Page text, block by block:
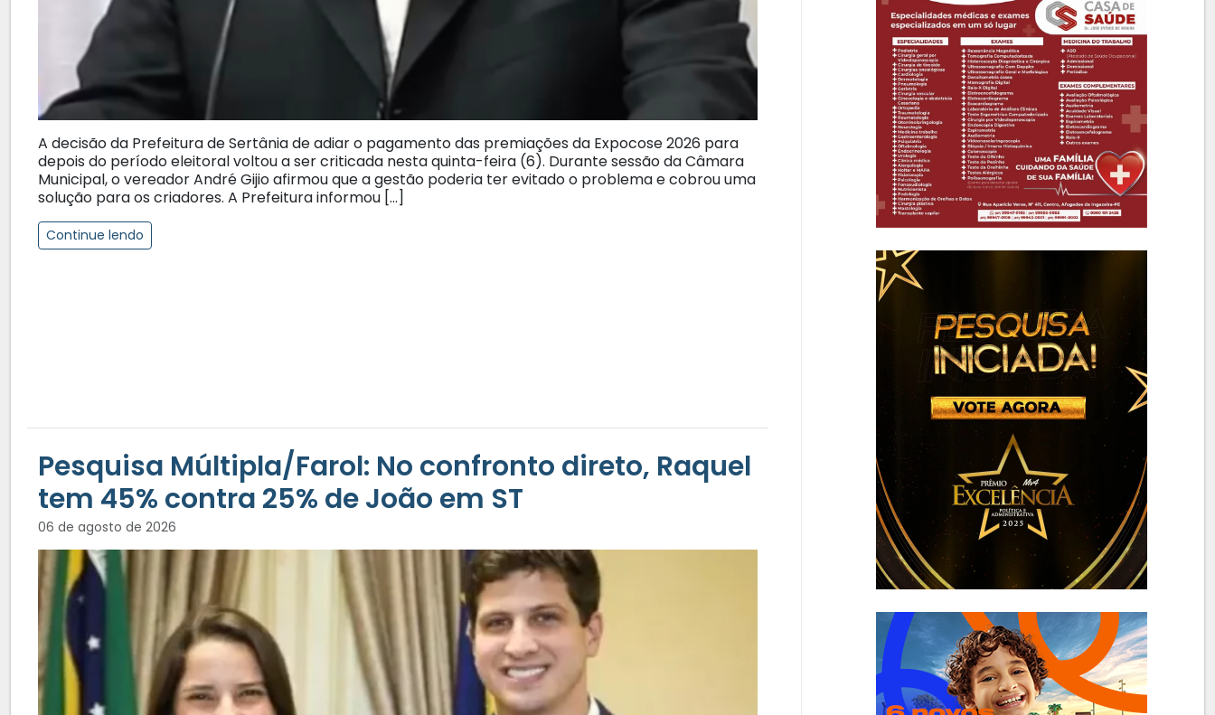
A decisão da Prefeitura de Sertânia de adiar o pagamento das premiações da Expocose 2026 para
depois do período eleitoral voltou a ser criticada nesta quinta-feira (6). Durante sessão da Câmara
Municipal, o vereador André Gijio afirmou que a gestão poderia ter evitado o problema e cobrou uma
solução para os criadores. A Prefeitura informou […]
Continue lendo
Pesquisa Múltipla/Farol: No confronto direto, Raquel
tem 45% contra 25% de João em ST
06 de agosto de 2026